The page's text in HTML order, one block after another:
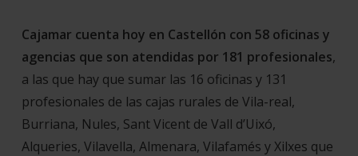
Cajamar cuenta hoy en Castellón con 58 oficinas y
agencias que son atendidas por 181 profesionales,
a las que hay que sumar las 16 oficinas y 131
profesionales de las cajas rurales de Vila-real,
Burriana, Nules, Sant Vicent de Vall d’Uixó,
Alqueries, Vilavella, Almenara, Vilafamés y Xilxes que